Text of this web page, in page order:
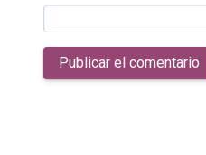
Publicar el comentario